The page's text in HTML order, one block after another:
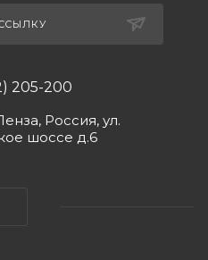
205-200
Россия, ул.
шоссе д.6